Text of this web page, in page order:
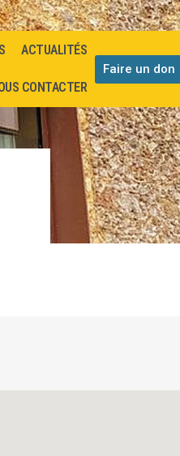
ACTUALITÉS
CONTACTER
Faire un don